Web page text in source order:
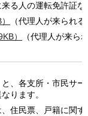
る人の運転免許証な
（代理人が来られ
）
（代理人が来ら
、各支所・市民サ
ります。
住民票、戸籍に関